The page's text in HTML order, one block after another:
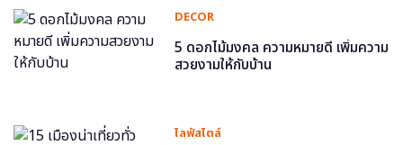
DECOR
5 ดอกไม้มงคล ความหมายดี เพิ่มความ
สวยงามให้กับบ้าน
ไลฟ์สไตล์